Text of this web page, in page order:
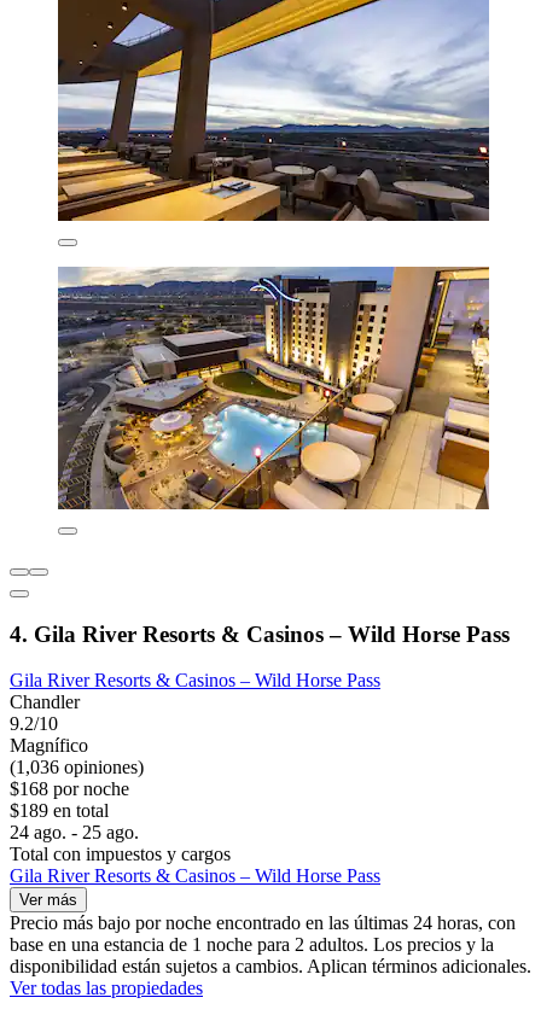
4. Gila River Resorts & Casinos – Wild Horse Pass
Gila River Resorts & Casinos – Wild Horse Pass
Chandler
9.2/10
Magnífico
(1,036 opiniones)
$168 por noche
$189 en total
24 ago. - 25 ago.
Total con impuestos y cargos
Gila River Resorts & Casinos – Wild Horse Pass
Ver más
Precio más bajo por noche encontrado en las últimas 24 horas, con
base en una estancia de 1 noche para 2 adultos. Los precios y la
disponibilidad están sujetos a cambios. Aplican términos adicionales.
Ver todas las propiedades